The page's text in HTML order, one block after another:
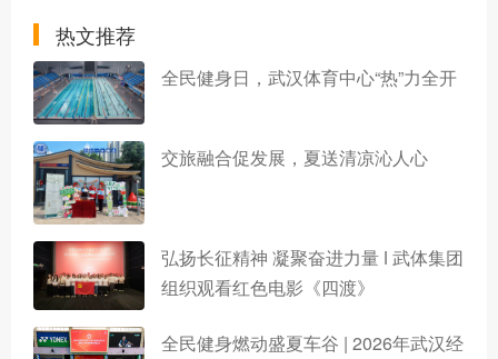
热文推荐
全民健身日，武汉体育中心“热”力全开
交旅融合促发展，夏送清凉沁人心
弘扬长征精神 凝聚奋进力量 ǀ 武体集团
组织观看红色电影《四渡》
全民健身燃动盛夏车谷 | 2026年武汉经